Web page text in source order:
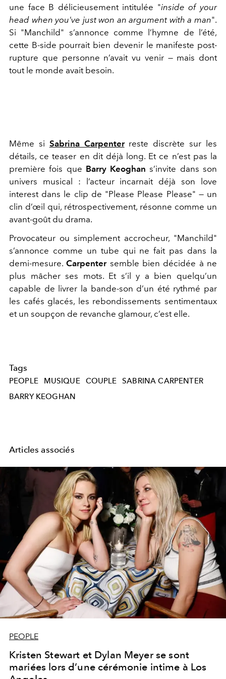
une face B délicieusement intitulée "inside of your
head when you've just won an argument with a man".
Si "Manchild" s’annonce comme l’hymne de l’été,
cette B-side pourrait bien devenir le manifeste post-
rupture que personne n’avait vu venir — mais dont
tout le monde avait besoin.
Même si Sabrina Carpenterreste discrète sur les
détails, ce teaser en dit déjà long. Et ce n’est pas la
première fois que Barry Keoghan s’invite dans son
univers musical : l’acteur incarnait déjà son love
interest dans le clip de "Please Please Please" — un
clin d’œil qui, rétrospectivement, résonne comme un
avant-goût du drama.
Provocateur ou simplement accrocheur, "Manchild"
s’annonce comme un tube qui ne fait pas dans la
demi-mesure.Carpentersemble bien décidée à ne
plus mâcher ses mots. Et s’il y a bien quelqu’un
capable de livrer la bande-son d’un été rythmé par
les cafés glacés, les rebondissements sentimentaux
et un soupçon de revanche glamour, c’est elle.
Tags
PEOPLE MUSIQUE COUPLE
SABRINA CARPENTER
BARRY KEOGHAN
Articles associés
PEOPLE
Kristen Stewart et Dylan Meyer se sont
mariées lors d’une cérémonie intime à Los